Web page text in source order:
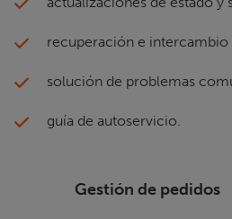
recuperación e
solución de problemas
guía de autoservicio.
Gestión de pedidos